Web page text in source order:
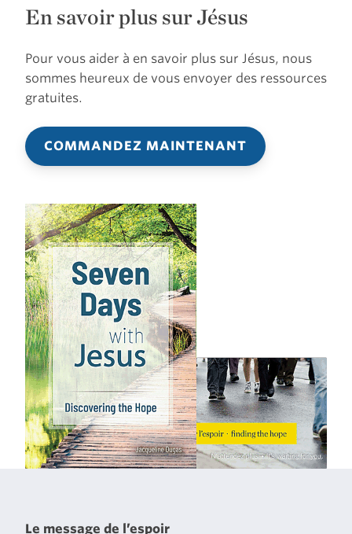
En savoir plus sur Jésus
Pour vous aider à en savoir plus sur Jésus, nous
sommes heureux de vous envoyer des ressources
gratuites.
COMMANDEZ MAINTENANT
Le message de l’espoir